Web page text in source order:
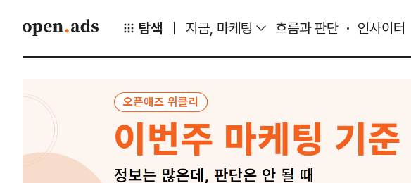
탐색 지금, 마케팅 흐름과 판단 인사이터